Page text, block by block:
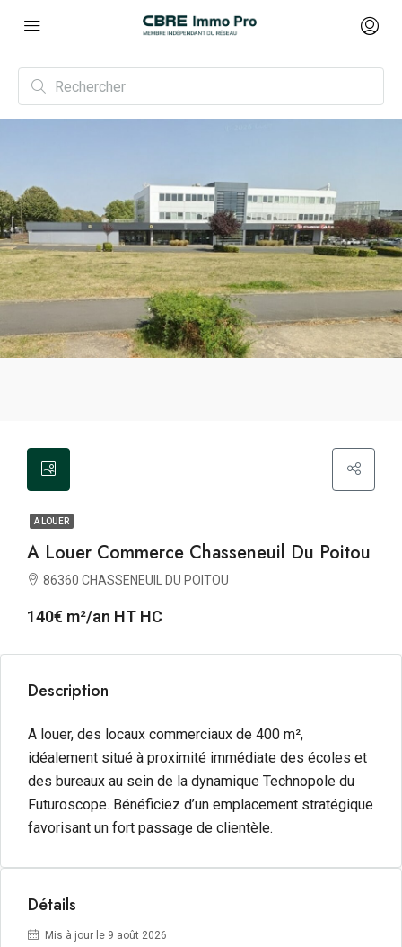
A LOUER
A Louer Commerce Chasseneuil Du Poitou
86360 CHASSENEUIL DU POITOU
140€ m²/an HT HC
Description
A louer, des locaux commerciaux de 400 m²,
idéalement situé à proximité immédiate des écoles et
des bureaux au sein de la dynamique Technopole du
Futuroscope. Bénéficiez d’un emplacement stratégique
favorisant un fort passage de clientèle.
Détails
Mis à jour le 9 août 2026